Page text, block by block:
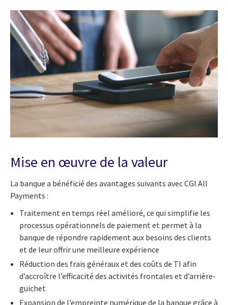
Mise en œuvre de la valeur
La banque a bénéficié des avantages suivants avec CGI All
Payments :
Traitement en temps réel amélioré, ce qui simplifie les
processus opérationnels de paiement et permet à la
banque de répondre rapidement aux besoins des clients
et de leur offrir une meilleure expérience
Réduction des frais généraux et des coûts de TI afin
d’accroître l’efficacité des activités frontales et d’arrière-
guichet
Expansion de l’empreinte numérique de la banque grâce à